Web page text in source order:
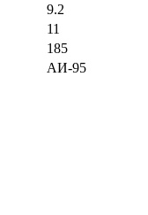
9.2
11
185
АИ-95